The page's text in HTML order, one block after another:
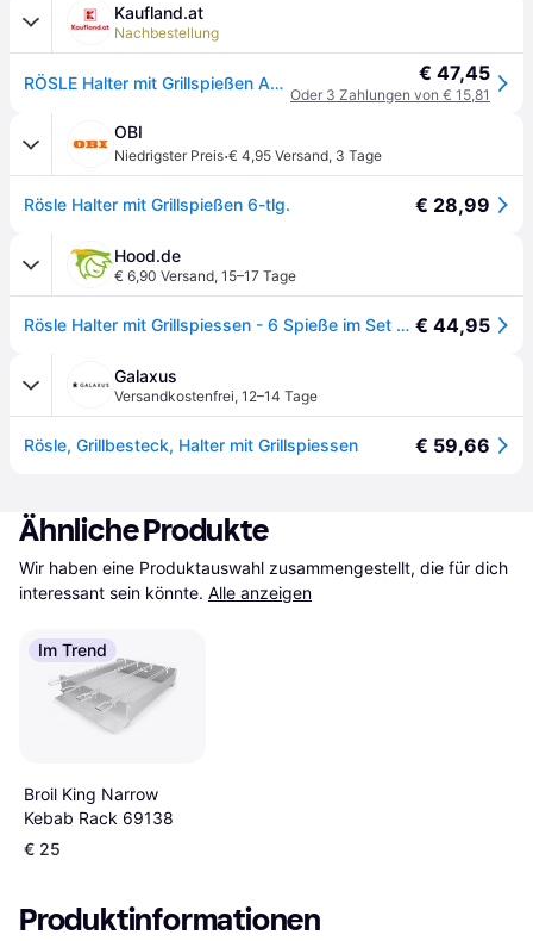
Kaufland.at
Nachbestellung
RÖSLE Halter mit Grillspießen Aufsatz zur Zubereitung von Schaschlik und Gemüse auf Gas- und Kohlegrill 6-teilig Edelstahl € 47,45
Oder 3 Zahlungen von € 15,81
OBI
Niedrigster Preis·€ 4,95 Versand, 3 Tage
Rösle Halter mit Grillspießen 6-tlg. € 28,99
Hood.de
€ 6,90 Versand, 15–17 Tage
Rösle Halter mit Grillspiessen - 6 Spieße im Set mit Halterung 250072 € 44,95
Galaxus
Versandkostenfrei, 12–14 Tage
Rösle, Grillbesteck, Halter mit Grillspiessen € 59,66
Ähnliche Produkte
Wir haben eine Produktauswahl zusammengestellt, die für dich
interessant sein könnte. Alle anzeigen
Im Trend
Broil King Narrow
Kebab Rack 69138
€ 25
Produktinformationen